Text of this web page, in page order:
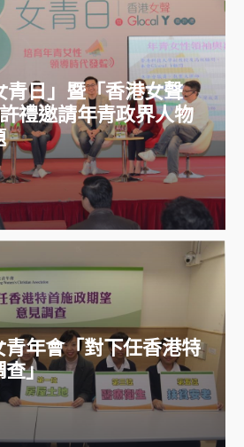
青日」暨「香港女聲
許禮邀請年青政界人
題
日」暨「香港女聲
禮邀請年青政界人物
青年會「對下任香港
調查」
年會「對下任香港特
查」